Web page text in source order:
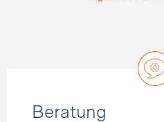
Beratung